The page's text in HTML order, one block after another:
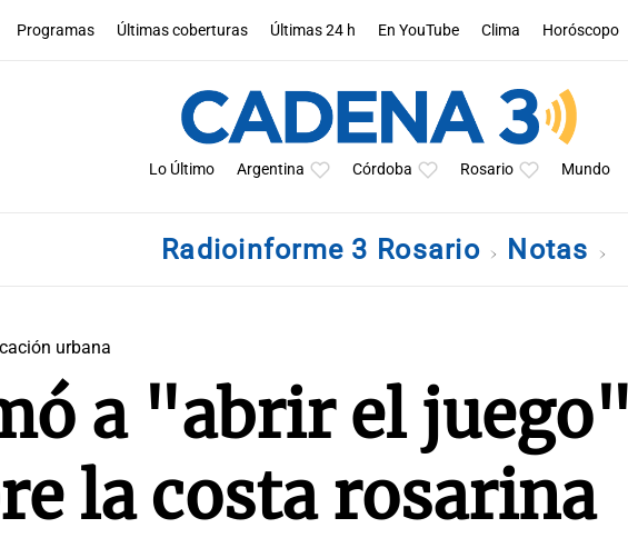
Programas Últimas coberturas Últimas 24 h En YouTube Clima Horóscopo
Lo Último Argentina Córdoba Rosario Mundo
Radioinforme 3 Rosario Notas
urbana
a "abrir el
la costa rosarina